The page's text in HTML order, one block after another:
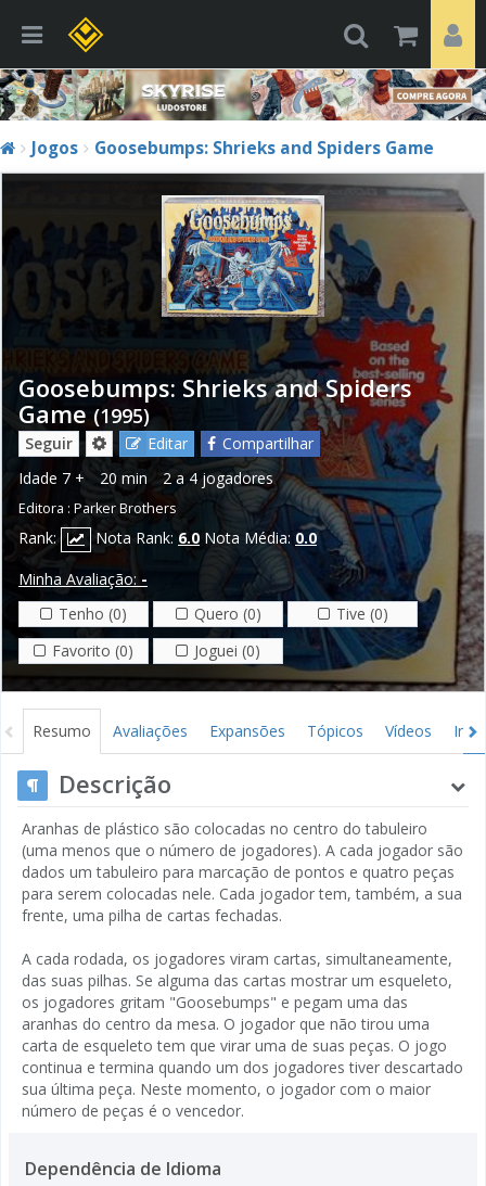
Jogos Goosebumps: Shrieks and Spiders Game
Goosebumps: Shrieks and Spiders
Game (1995)
Seguir Editar
Compartilhar
Idade 7 + 20 min 2 a 4 jogadores
Editora : Parker Brothers
Rank: Nota Rank: 6.0 Nota Média: 0.0
Minha Avaliação: -
Tenho (0)
Quero (0)
Tive (0)
Favorito (0)
Joguei (0)
Resumo Avaliações Expansões Tópicos Vídeos
Descrição
Aranhas de plástico são colocadas no centro do tabuleiro
(uma menos que o número de jogadores). A cada jogador são
dados um tabuleiro para marcação de pontos e quatro peças
para serem colocadas nele. Cada jogador tem, também, a sua
frente, uma pilha de cartas fechadas.
A cada rodada, os jogadores viram cartas, simultaneamente,
das suas pilhas. Se alguma das cartas mostrar um esqueleto,
os jogadores gritam "Goosebumps" e pegam uma das
aranhas do centro da mesa. O jogador que não tirou uma
carta de esqueleto tem que virar uma de suas peças. O jogo
continua e termina quando um dos jogadores tiver descartado
sua última peça. Neste momento, o jogador com o maior
número de peças é o vencedor.
Dependência de Idioma